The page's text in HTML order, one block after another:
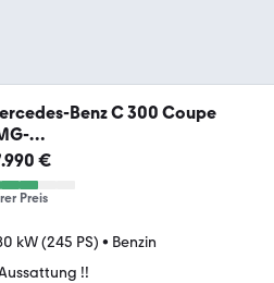
Benz C 300 Coupe
€
Preis
kW (245 PS) • Benzin
!!